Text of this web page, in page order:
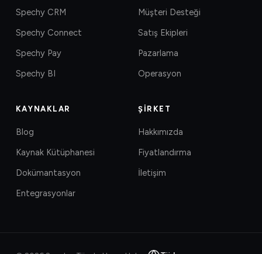
Spechy CRM
Spechy Connect
Spechy Pay
Spechy BI
Müşteri Desteği
Satış Ekipleri
Pazarlama
Operasyon
KAYNAKLAR
Blog
Kaynak Kütüphanesi
Dokümantasyon
Entegrasyonlar
ŞIRKET
Hakkımızda
Fiyatlandırma
İletişim